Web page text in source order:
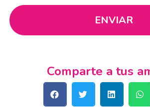
Comparte a tus